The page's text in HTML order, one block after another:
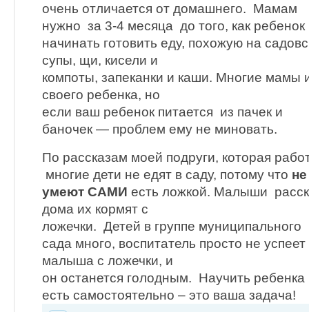
очень отличается от домашнего. Мамам
нужно за 3-4 месяца до того, как ребенок
начинать готовить еду, похожую на
супы, щи, кисели и
компоты, запеканки и каши. Многие мамы
своего ребенка, но
если ваш ребенок питается из пачек и
баночек — проблем ему не миновать.
По рассказам моей подруги, которая
многие дети не едят в саду, потому что не
умеют САМИ есть ложкой. Малыши
дома их кормят с
ложечки. Детей в группе муниципального
сада много, воспитатель просто не
малыша с ложечки, и
он останется голодным. Научить ребенка
есть самостоятельно – это ваша задача!